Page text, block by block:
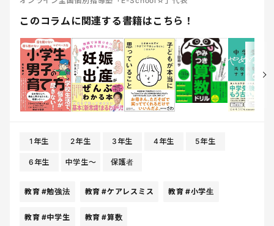
このコラムに関連する書籍はこちら！
1年生 2年生 3年生 4年生 5年生
6年生 中学生〜 保護者
教育 #勉強法 教育 #ケアレスミス 教育 #小学生
教育 #中学生 教育 #算数